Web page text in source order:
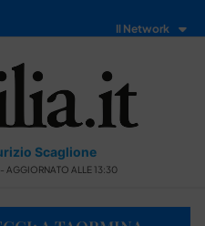
Il Network
Scaglione
AGGIORNATO ALLE 13:30